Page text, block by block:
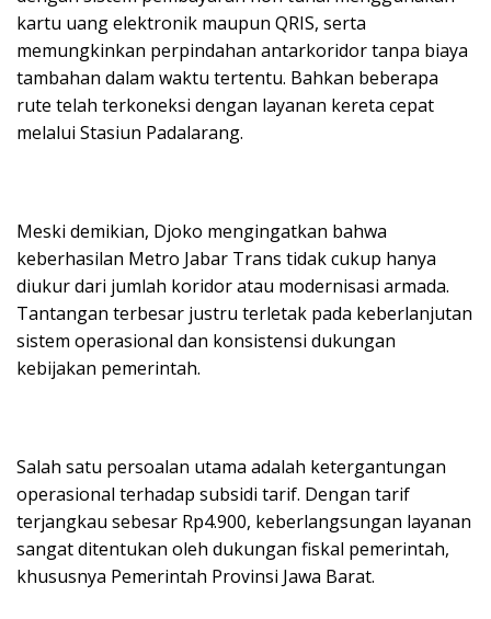
kartu uang elektronik maupun QRIS, serta
memungkinkan perpindahan antarkoridor tanpa biaya
tambahan dalam waktu tertentu. Bahkan beberapa
rute telah terkoneksi dengan layanan kereta cepat
melalui Stasiun Padalarang.
Meski demikian, Djoko mengingatkan bahwa
keberhasilan Metro Jabar Trans tidak cukup hanya
diukur dari jumlah koridor atau modernisasi armada.
Tantangan terbesar justru terletak pada keberlanjutan
sistem operasional dan konsistensi dukungan
kebijakan pemerintah.
Salah satu persoalan utama adalah ketergantungan
operasional terhadap subsidi tarif. Dengan tarif
terjangkau sebesar Rp4.900, keberlangsungan layanan
sangat ditentukan oleh dukungan fiskal pemerintah,
khususnya Pemerintah Provinsi Jawa Barat.